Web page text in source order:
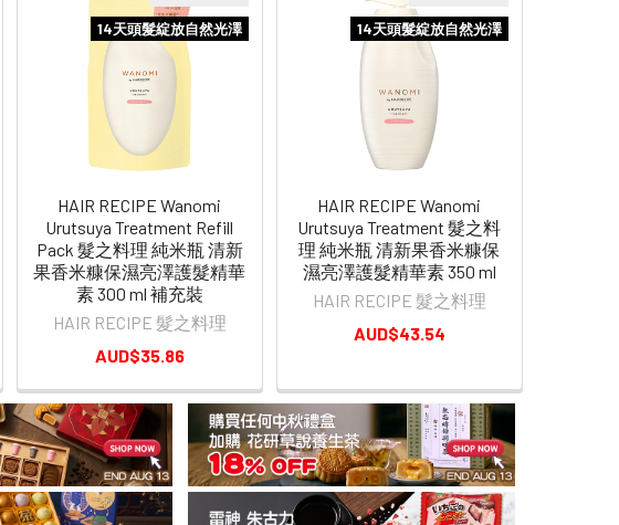
14天頭髮綻放自然光澤
HAIR RECIPE Wanomi
Urutsuya Treatment Refill
Pack 髮之料理 純米瓶 清新
果香米糠保濕亮澤護髮精華
素 300 ml 補充裝
HAIR RECIPE 髮之料理
AUD$35.86
14天頭髮綻放自然光澤
HAIR RECIPE Wanomi
Urutsuya Treatment 髮之料
理 純米瓶 清新果香米糠保
濕亮澤護髮精華素 350 ml
HAIR RECIPE 髮之料理
AUD$43.54